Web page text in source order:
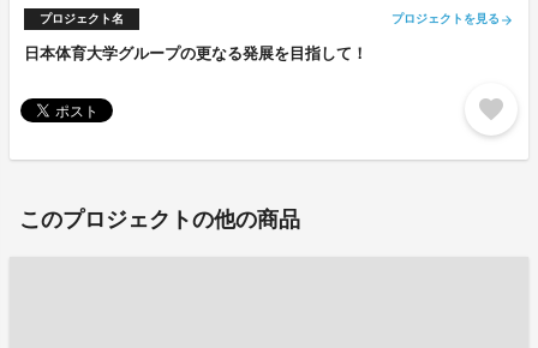
プロジェクト名 プロジェクトを見る arrow_forward
日本体育大学グループの更なる発展を目指して！
favorite
このプロジェクトの他の商品